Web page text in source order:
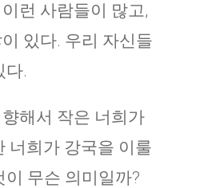
런 사람들이 많고,
있다. 우리 자신들
다.
해서 작은 너희가
너희가 강국을 이룰
이 무슨 의미일까?